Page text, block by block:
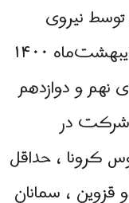
نیروی
انتظامی، امروز ، چهارشنبه ،۱۵ اردیبهشت‌ماه ۱۴۰۰
نهم و دوازدهم
شرکت در
کرونا ، حداقل
و قزوین ، سمانان